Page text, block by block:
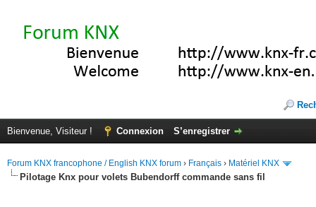
Bienvenue, Visiteur ! Connexion S’enregistrer
Forum KNX francophone / English KNX forum › Français › Matériel KNX
Pilotage Knx pour volets Bubendorff commande sans fil